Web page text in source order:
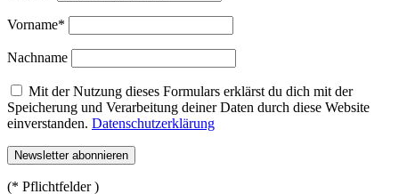
Vorname*
Nachname
Mit der Nutzung dieses Formulars erklärst du dich mit der
Speicherung und Verarbeitung deiner Daten durch diese Website
einverstanden. Datenschutzerklärung
(* Pflichtfelder )